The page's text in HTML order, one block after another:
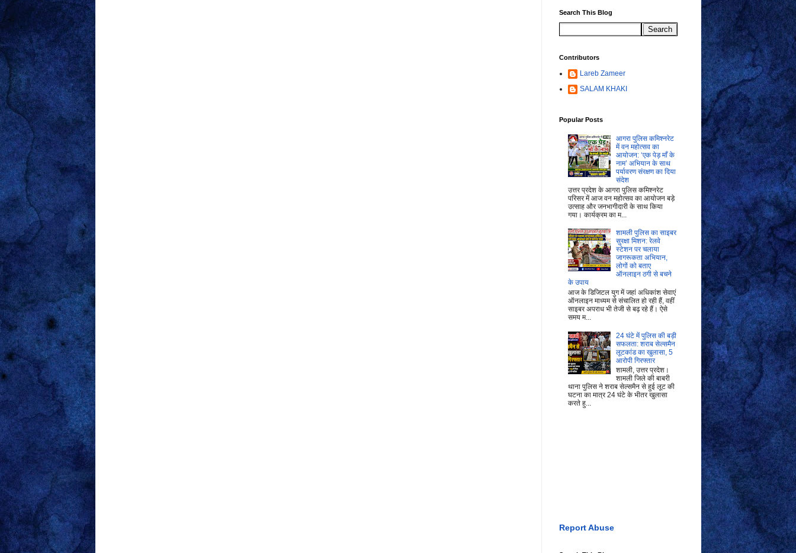
Search This Blog
Contributors
Lareb Zameer
SALAM KHAKI
Popular Posts
आगरा पुलिस कमिश्नरेट
में वन महोत्सव का
आयोजन: ‘एक पेड़ माँ के
नाम’ अभियान के साथ
पर्यावरण संरक्षण का दिया
संदेश
उत्तर प्रदेश के आगरा पुलिस कमिश्नरेट
परिसर में आज वन महोत्सव का आयोजन बड़े
उत्साह और जनभागीदारी के साथ किया
गया। कार्यक्रम का म...
शामली पुलिस का साइबर
सुरक्षा मिशन: रेलवे
स्टेशन पर चलाया
जागरूकता अभियान,
लोगों को बताए
ऑनलाइन ठगी से बचने
के उपाय
आज के डिजिटल युग में जहां अधिकांश सेवाएं
ऑनलाइन माध्यम से संचालित हो रही हैं, वहीं
साइबर अपराध भी तेजी से बढ़ रहे हैं। ऐसे
समय म...
24 घंटे में पुलिस की बड़ी
सफलता: शराब सेल्समैन
लूटकांड का खुलासा, 5
आरोपी गिरफ्तार
शामली, उत्तर प्रदेश।
शामली जिले की बाबरी
थाना पुलिस ने शराब सेल्समैन से हुई लूट की
घटना का मात्र 24 घंटे के भीतर खुलासा
करते हु...
Report Abuse